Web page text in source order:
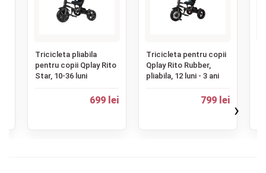
Tricicleta pliabila
pentru copii Qplay Rito
Star, 10-36 luni
699 lei
Tricicleta pentru copii
Qplay Rito Rubber,
pliabila, 12 luni - 3 ani
799 lei ›